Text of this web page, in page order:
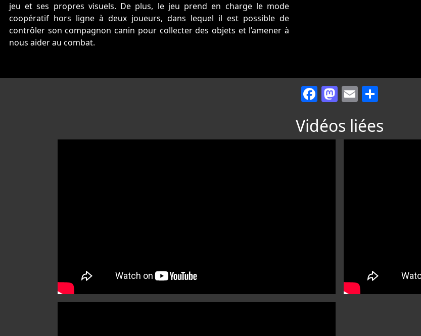
jeu et ses propres visuels. De plus, le jeu prend en charge le mode
coopératif hors ligne à deux joueurs, dans lequel il est possible de
contrôler son compagnon canin pour collecter des objets et l’amener à
nous aider au combat.
Facebook
Mastodon
Email
Vidéos liées